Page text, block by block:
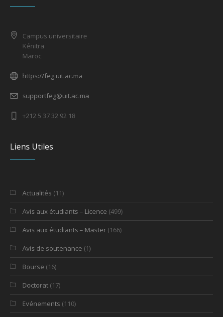
Campus universitaire
Kénitra
Maroc
https://feg.uit.ac.ma
supportfeg@uit.ac.ma
+212 5 37 32 92 18
Liens Utiles
Actualités (11)
Avis aux étudiants – Licence (499)
Avis aux étudiants – Master (166)
Avis de soutenance (1)
Bourse (16)
Doctorat (17)
Evénements (110)